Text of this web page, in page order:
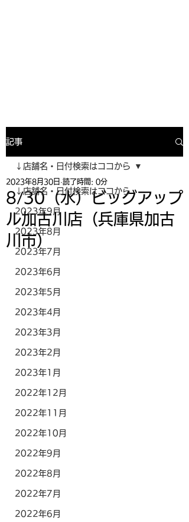
記事
↓店舗名・日付検索はココから
2023年9月
2023年8月
2023年7月
2023年6月
2023年5月
2023年4月
2023年3月
2023年2月
2023年1月
2022年12月
2022年11月
2022年10月
2022年9月
2022年8月
2022年7月
2022年6月
↓店舗名・日付検索はココから
8/30（水）ビッグアップ
ル加古川店（兵庫県加古
川市）
2023年8月30日 読了時間: 0分